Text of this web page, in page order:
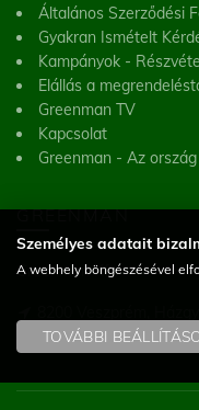
Általános Szerződési
Gyakran Ismételt
Kampányok -
Elállás a
Greenman TV
Kapcsolat
Greenman - Az
GREENMAN
Greenman Kft.
(Figyelem! Telephelyünk nem
Személyes adatait
A webhely böngészésével
TOVÁBBI